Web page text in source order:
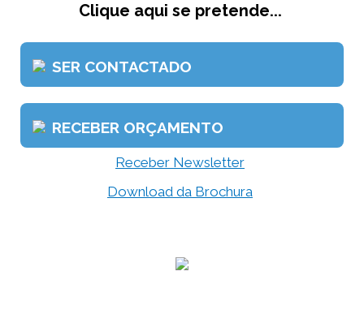
Clique aqui se pretende...
SER CONTACTADO
RECEBER ORÇAMENTO
Receber Newsletter
Download da Brochura